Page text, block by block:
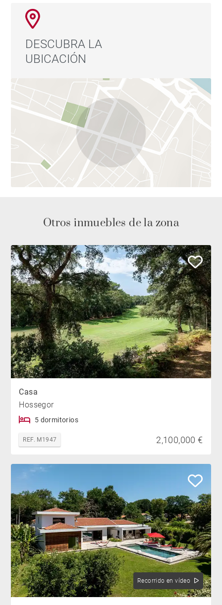
DESCUBRA LA
UBICACIÓN
Otros inmuebles de la zona
Casa
Hossegor
5 dormitorios
REF. M1947 2,100,000 €
Recorrido en vídeo